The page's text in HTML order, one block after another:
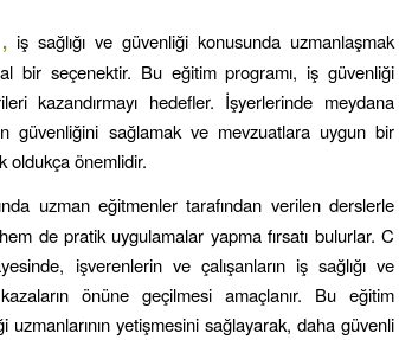
, iş sağlığı ve güvenliği konusunda uzmanlaşmak
bir seçenektir. Bu eğitim programı, iş güvenliği
kazandırmayı hedefler. İşyerlerinde meydana
güvenliğini sağlamak ve mevzuatlara uygun bir
oldukça önemlidir.
uzman eğitmenler tarafından verilen derslerle
de pratik uygulamalar yapma fırsatı bulurlar. C
işverenlerin ve çalışanların iş sağlığı ve
önüne geçilmesi amaçlanır. Bu eğitim
uzmanlarının yetişmesini sağlayarak, daha güvenli